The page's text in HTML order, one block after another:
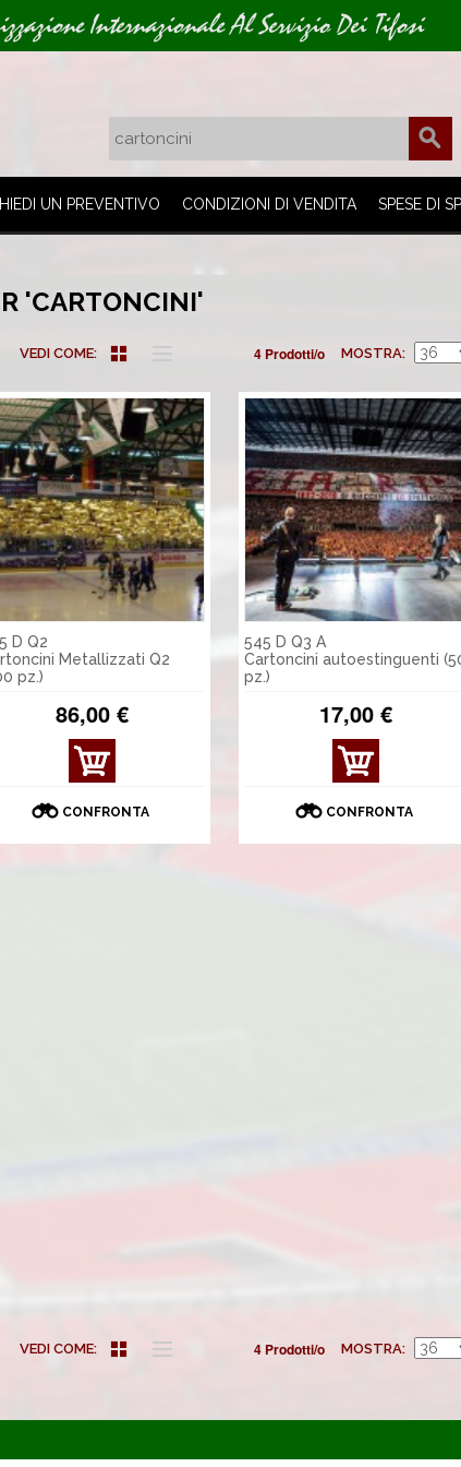
Internazionale Al Servizio Dei Tifosi
UN PREVENTIVO CONDIZIONI DI VENDITA SPESE DI
'CARTONCINI'
VEDI COME 4 Prodotti/o MOSTRA
D Q2
Metallizzati Q2
pz.)
86,00 €
MOS
TRA
TAGL
I
CONFRONTA
545 D Q3 A
Cartoncini autoestinguenti
pz.)
17,00 €
MOS
TRA
TAGL
I
CONFRONTA
VEDI COME 4 Prodotti/o MOSTRA